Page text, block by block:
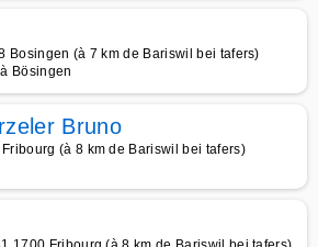
Bosingen (à 7 km de Bariswil bei tafers)
Bösingen
Bruno
(à 8 km de Bariswil bei tafers)